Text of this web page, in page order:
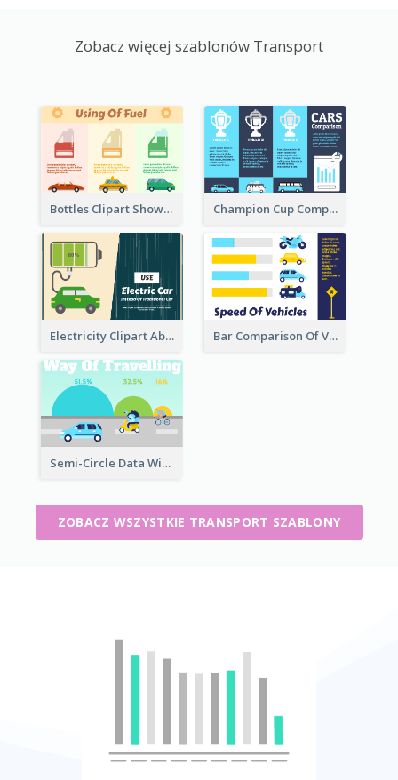
Zobacz więcej szablonów Transport
Bottles Clipart Showing Comparison Champion Cup Comparison About Car
Electricity Clipart About Electric Car Bar Comparison Of Vehicles
Semi-Circle Data With Illustration
ZOBACZ WSZYSTKIE TRANSPORT SZABLONY